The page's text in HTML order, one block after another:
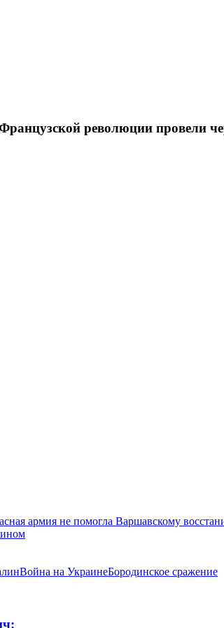
революции провели
армия не помогла Варшавскому
Война на УкраинеБородинское сражение